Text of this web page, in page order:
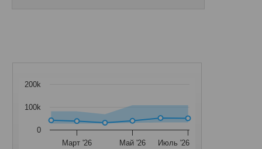
Март '26 Май '26 Июль '26
0
100k
200k